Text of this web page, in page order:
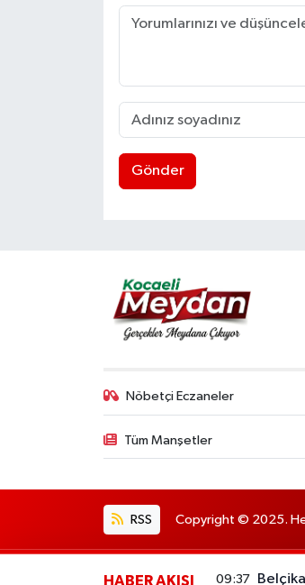
Gönder
Nöbetçi Eczaneler
Tüm Manşetler
RSS Copyright © 2025. Her
HABER AKIŞI 09:37